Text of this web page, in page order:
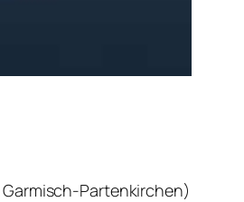
Partenkirchen)